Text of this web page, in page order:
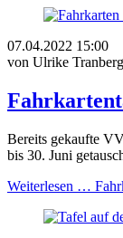
07.04.2022 15:00
von Ulrike Tranberg
Bereits gekaufte
bis 30. Juni
Weiterlesen …